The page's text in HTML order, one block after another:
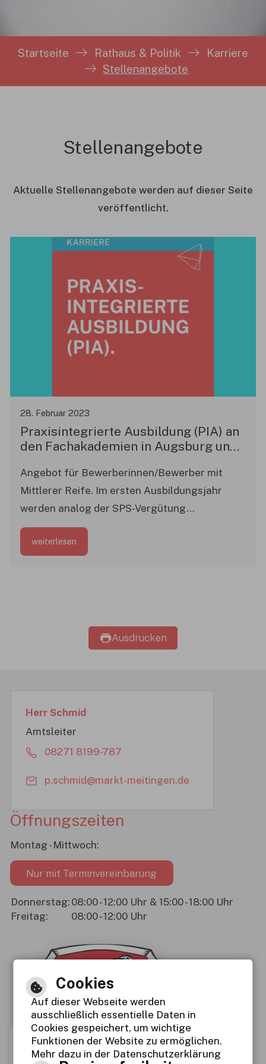
Startseite Rathaus & Politik
Karriere
Stellenangebote
Stellenangebote
Aktuelle Stellenangebote werden auf dieser Seite
veröffentlicht.
Ein Ergebnis gefunden
28. Februar 2023
Praxisintegrierte Ausbildung (PIA) an
den Fachakademien in Augsburg und
Angebot für Bewerberinnen/Bewerber mit
Mittlerer Reife. Im ersten Ausbildungsjahr
werden analog der SPS-Vergütung
(Sozialpädagogisches Seminar) ca. 450 Euro
bezahlt, in den drei OptiPrax-Jahren wird eine
weiterlesen
Ausdrucken
Herr Schmid
Amtsleiter
08271 8199-787
p.schmid@markt-meitingen.de
Öffnungszeiten
Montag - Mittwoch:
Nur mit Terminvereinbarung
TagUhrzeit
Donnerstag: 08:00 - 12:00 Uhr & 15:00 - 18:00 Uhr
Freitag:
08:00 - 12:00 Uhr
Immer auf dem
Cookies
Auf dieser Webseite werden
ausschließlich essentielle Daten in
Cookies gespeichert, um wichtige
Funktionen der Website zu ermöglichen.
Mehr dazu in der Datenschutzerklärung